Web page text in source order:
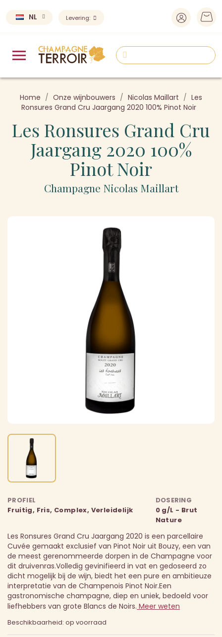
NL Levering:
Home Onze wijnbouwers Nicolas Maillart
Les
Ronsures Grand Cru Jaargang 2020 100% Pinot Noir
Les Ronsures Grand Cru
Jaargang 2020 100%
Pinot Noir
Champagne Nicolas Maillart
PROFIEL
Fruitig, Fris, Complex, Verleidelijk
DOSERING
0 g/L - Brut
Nature
Les Ronsures Grand Cru Jaargang 2020 is een parcellaire
Cuvée gemaakt exclusief van Pinot Noir uit Bouzy, een van
de meest gerenommeerde dorpen in de Champagne voor
dit druivenras.Volledig gevinifieerd in vat en gedoseerd zo
dicht mogelijk bij de wijn, biedt het een pure en ambitieuze
interpretatie van de Champenois Pinot Noir.Een
gastronomische champagne, diep en uniek, bedoeld voor
liefhebbers van grote Blancs de Noirs. Meer weten
Beschikbaarheid: op voorraad